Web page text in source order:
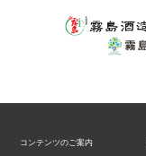
コンテンツのご案内